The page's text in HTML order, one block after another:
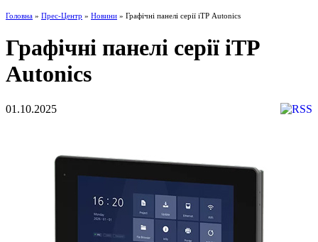
Головна » Прес-Центр » Новини » Графічні панелі серії іТР Autonics
Графічні панелі серії іТР
Autonics
01.10.2025